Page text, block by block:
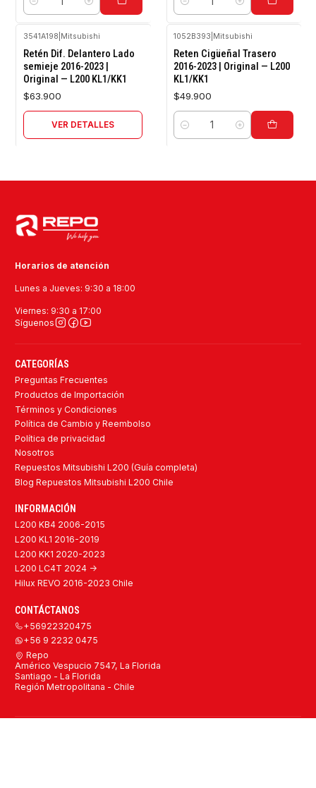
Cantidad Cantidad
3541A198 Mitsubishi
Retén Dif. Delantero Lado
semieje 2016-2023 |
Original — L200 KL1/KK1
$63.900
VER DETALLES
1052B393 Mitsubishi
Reten Cigüeñal Trasero
2016-2023 | Original — L200
KL1/KK1
$49.900
Cantidad
Horarios de atención
Lunes a Jueves: 9:30 a 18:00
Viernes: 9:30 a 17:00
Síguenos
CATEGORÍAS
Preguntas Frecuentes
Productos de Importación
Términos y Condiciones
Política de Cambio y Reembolso
Política de privacidad
Nosotros
Repuestos Mitsubishi L200 (Guía completa)
Blog Repuestos Mitsubishi L200 Chile
INFORMACIÓN
L200 KB4 2006-2015
L200 KL1 2016-2019
L200 KK1 2020-2023
L200 LC4T 2024 ->
Hilux REVO 2016-2023 Chile
CONTÁCTANOS
+56922320475
+56 9 2232 0475
Repo
Américo Vespucio 7547, La Florida
Santiago - La Florida
Región Metropolitana - Chile